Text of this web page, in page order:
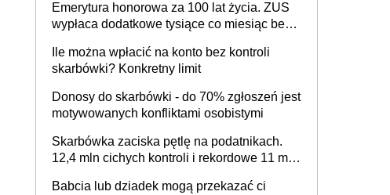
ma odwrócić trend spadku liczby urodzeń w
Polsce
Emerytura honorowa za 100 lat życia. ZUS
wypłaca dodatkowe tysiące co miesiąc bez
Ile można wpłacić na konto bez kontroli
skarbówki? Konkretny limit
Donosy do skarbówki - do 70% zgłoszeń jest
motywowanych konfliktami osobistymi
Skarbówka zaciska pętlę na podatnikach.
12,4 mln cichych kontroli i rekordowe 11 mld
Babcia lub dziadek mogą przekazać ci